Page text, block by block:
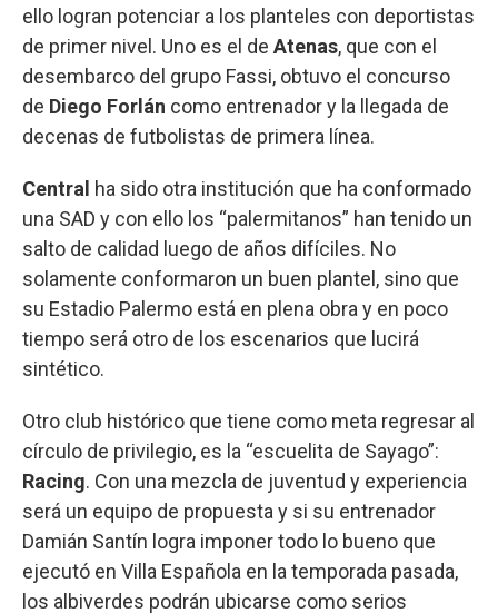
ello logran potenciar a los planteles con deportistas
de primer nivel. Uno es el de Atenas, que con el
desembarco del grupo Fassi, obtuvo el concurso
de Diego Forlán como entrenador y la llegada de
decenas de futbolistas de primera línea.
Central ha sido otra institución que ha conformado
una SAD y con ello los “palermitanos” han tenido un
salto de calidad luego de años difíciles. No
solamente conformaron un buen plantel, sino que
su Estadio Palermo está en plena obra y en poco
tiempo será otro de los escenarios que lucirá
sintético.
Otro club histórico que tiene como meta regresar al
círculo de privilegio, es la “escuelita de Sayago”:
Racing. Con una mezcla de juventud y experiencia
será un equipo de propuesta y si su entrenador
Damián Santín logra imponer todo lo bueno que
ejecutó en Villa Española en la temporada pasada,
los albiverdes podrán ubicarse como serios